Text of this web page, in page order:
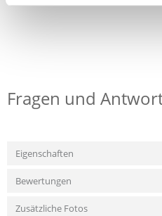
Fragen und
Eigenschaften
Bewertungen
Zusätzliche Fotos